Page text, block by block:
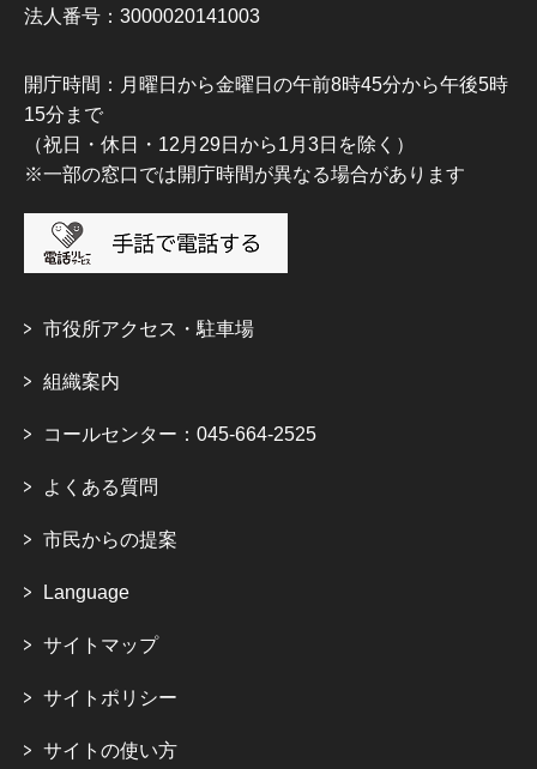
法人番号：3000020141003
開庁時間：月曜日から金曜日の午前8時45分から午後5時
15分まで
（祝日・休日・12月29日から1月3日を除く）
※一部の窓口では開庁時間が異なる場合があります
市役所アクセス・駐車場
組織案内
コールセンター：045-664-2525
よくある質問
市民からの提案
Language
サイトマップ
サイトポリシー
サイトの使い方